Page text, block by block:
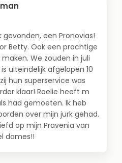
een Pronovias!
Betty. Ook een prachtige
We zouden in juli
uiteindelijk afgelopen 10
hun superservice was
klaar! Roelie heeft m
had gemoeten. Ik heb
over mijn jurk gehad.
op mijn Pravenia van
dames!!